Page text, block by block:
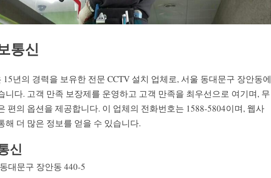
통신
년의 경력을 보유한 전문 CCTV 설치 업체로, 서울 동대문구 장안동에
니다. 고객 만족 보장제를 운영하고 고객 만족을 최우선으로 여기며, 무
편의 옵션을 제공합니다. 이 업체의 전화번호는 1588-5804이며, 웹사
해 더 많은 정보를 얻을 수 있습니다.
신
대문구 장안동 440-5